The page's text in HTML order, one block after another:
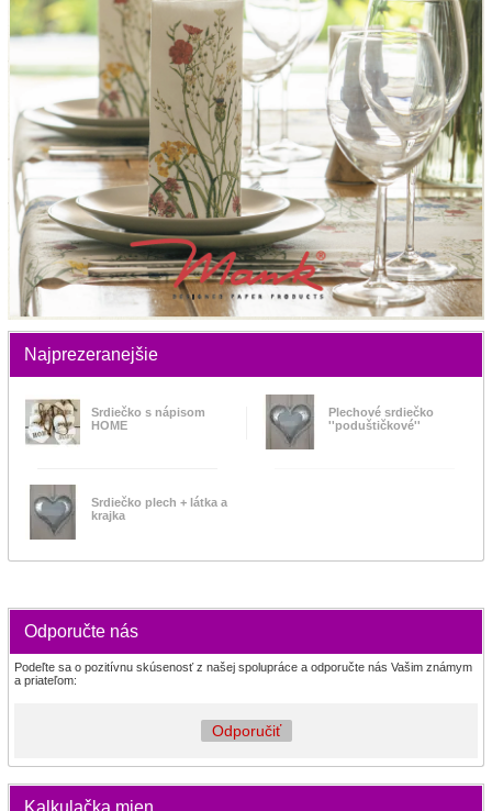
Najprezeranejšie
Srdiečko s nápisom
HOME
Plechové srdiečko
''poduštičkové''
Srdiečko plech + látka a
krajka
Odporučte nás
Podeľte sa o pozitívnu skúsenosť z našej spolupráce a odporučte nás Vašim známym
a priateľom:
Odporučiť